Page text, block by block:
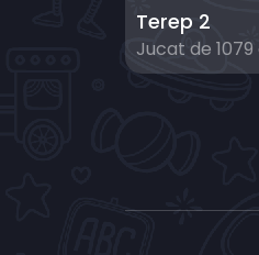
Terep 2
Jucat de 1079